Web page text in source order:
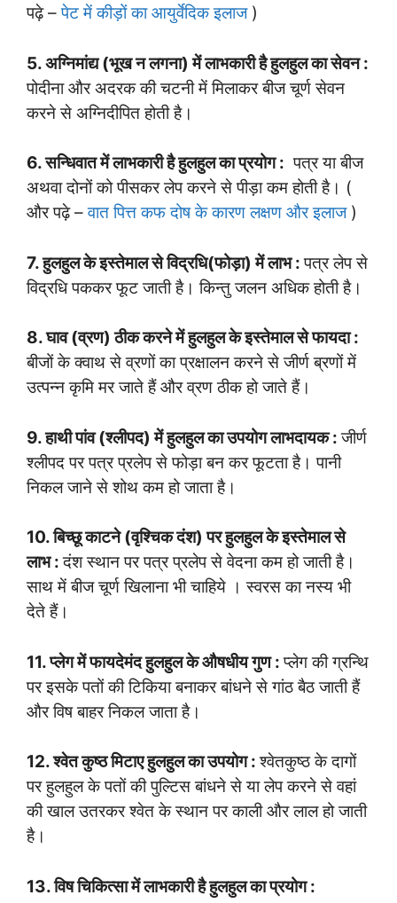
पढ़े –पेट में कीड़ों का आयुर्वेदिक इलाज)
5. अग्निमांद्य (भूख न लगना) में लाभकारी है हुलहुल का सेवन :
पोदीना और अदरक की चटनी में मिलाकर बीज चूर्ण सेवन
करने से अग्निदीपित होती है।
6. सन्धिवात में लाभकारी है हुलहुल का प्रयोग : पत्र या बीज
अथवा दोनों को पीसकर लेप करने से पीड़ा कम होती है। (
और पढ़े –वात पित्त कफ दोष के कारण लक्षण और इलाज)
7. हुलहुल के इस्तेमाल से विद्रधि(फोड़ा) में लाभ :पत्र लेप से
विद्रधि पककर फूट जाती है। किन्तु जलन अधिक होती है।
8. घाव (व्रण) ठीक करने में हुलहुल के इस्तेमाल से फायदा :
बीजों के क्वाथ से व्रणों का प्रक्षालन करने से जीर्ण ब्रणों में
उत्पन्न कृमि मर जाते हैं और व्रण ठीक हो जाते हैं।
9. हाथी पांव (श्लीपद) में हुलहुल का उपयोग लाभदायक :जीर्ण
श्लीपद पर पत्र प्रलेप से फोड़ा बन कर फूटता है। पानी
निकल जाने से शोथ कम हो जाता है।
10. बिच्छू काटने (वृश्चिक दंश) पर हुलहुल के इस्तेमाल से
लाभ :दंश स्थान पर पत्र प्रलेप से वेदना कम हो जाती है।
साथ में बीज चूर्ण खिलाना भी चाहिये । स्वरस का नस्य भी
देते हैं।
11. प्लेग में फायदेमंद हुलहुल के औषधीय गुण :प्लेग की ग्रन्थि
पर इसके पतों की टिकिया बनाकर बांधने से गांठ बैठ जाती हैं
और विष बाहर निकल जाता है।
12. श्वेत कुष्ठ मिटाए हुलहुल का उपयोग :श्वेतकुष्ठ के दागों
पर हुलहुल के पतों की पुल्टिस बांधने से या लेप करने से वहां
की खाल उतरकर श्वेत के स्थान पर काली और लाल हो जाती
है।
13. विष चिकित्सा में लाभकारी है हुलहुल का प्रयोग :